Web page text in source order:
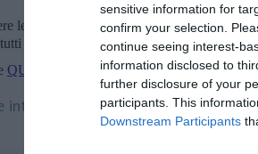
sensitive information for
confirm your selection.
continue seeing interest-
information disclosed to
further disclosure of your
participants. This
Downstream Participants
le notizie principali della Toscana iscriviti
i giorni alle 20:00 direttamente nella tua
QUI
interessare anche: